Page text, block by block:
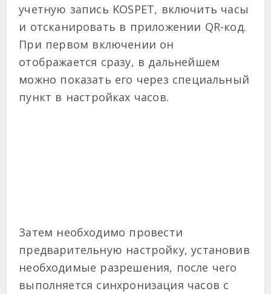
учетную запись KOSPET, включить часы
и отсканировать в приложении QR-код.
При первом включении он
отображается сразу, в дальнейшем
можно показать его через специальный
пункт в настройках часов.
Затем необходимо провести
предварительную настройку, установив
необходимые разрешения, после чего
выполняется синхронизация часов с